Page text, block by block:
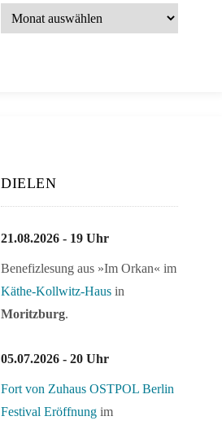
DIELEN
21.08.2026 - 19 Uhr
Benefizlesung aus »Im Orkan« im
Käthe-Kollwitz-Haus in
Moritzburg.
05.07.2026 - 20 Uhr
Fort von Zuhaus OSTPOL Berlin
Festival Eröffnung im